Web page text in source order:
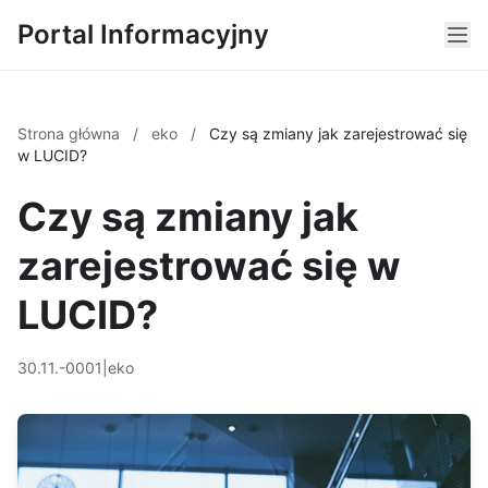
Portal Informacyjny
Strona główna / eko /
Czy są zmiany jak zarejestrować się
w LUCID?
Czy są zmiany jak
zarejestrować się w
LUCID?
30.11.-0001 eko